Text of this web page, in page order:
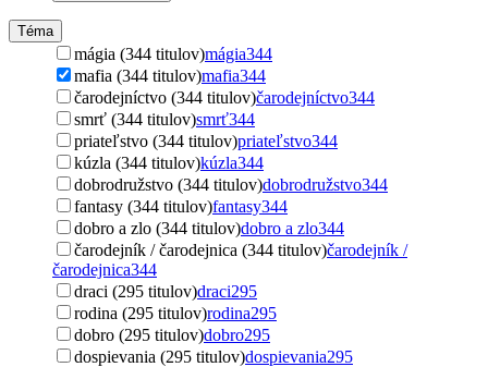
Téma
mágia (344 titulov)mágia344
mafia (344 titulov)mafia344
čarodejníctvo (344 titulov)čarodejníctvo344
smrť (344 titulov)smrť344
priateľstvo (344 titulov)priateľstvo344
kúzla (344 titulov)kúzla344
dobrodružstvo (344 titulov)dobrodružstvo344
fantasy (344 titulov)fantasy344
dobro a zlo (344 titulov)dobro a zlo344
čarodejník / čarodejnica (344 titulov)čarodejník /
čarodejnica344
draci (295 titulov)draci295
rodina (295 titulov)rodina295
dobro (295 titulov)dobro295
dospievania (295 titulov)dospievania295